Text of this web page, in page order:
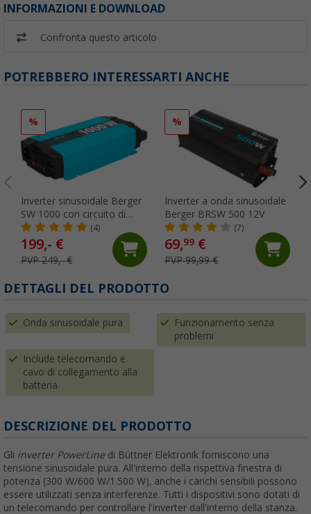
INFORMAZIONI E DOWNLOAD
Confronta questo articolo
POTREBBERO INTERESSARTI ANCHE
%
Inverter sinusoidale Berger
SW 1000 con circuito di
priorità di rete
(4)
199,- €
PVP 249,- €
%
Inverter a onda sinusoidale
Berger BRSW 500 12V
(7)
69,99€
PVP 99,99 €
DETTAGLI DEL PRODOTTO
Onda sinusoidale pura
Funzionamento senza
problemi
Include telecomando e
cavo di collegamento alla
batteria
DESCRIZIONE DEL PRODOTTO
Gli inverter PowerLine di Büttner Elektronik forniscono una
tensione sinusoidale pura. All'interno della rispettiva finestra di
potenza (300 W/600 W/1.500 W), anche i carichi sensibili possono
essere utilizzati senza interferenze. Tutti i dispositivi sono dotati di
un telecomando per controllare l'inverter dall'interno della stanza.